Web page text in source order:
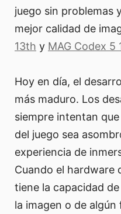
juego sin problemas
mejor calidad de
13th y MAG Codex 5
Hoy en día, el
más maduro. Los
siempre intentan
del juego sea
experiencia de
Cuando el hardware
tiene la capacidad
la imagen o de